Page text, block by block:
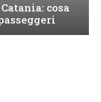
cosa